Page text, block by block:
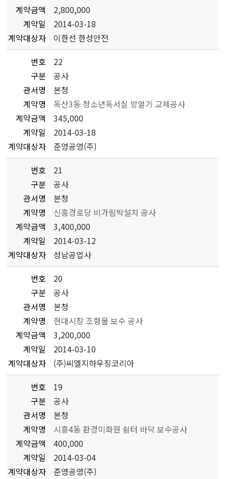
계약금액
2,800,000
계약일
2014-03-18
계약대상자
이한선 한성안전
번호
22
구분
공사
관서명
본청
계약명
독산3동 청소년독서실 방열기 교체공사
계약금액
345,000
계약일
2014-03-18
계약대상자
준영공영(주)
번호
21
구분
공사
관서명
본청
계약명
신흥경로당 비가림박설치 공사
계약금액
3,400,000
계약일
2014-03-12
계약대상자
성남공업사
번호
20
구분
공사
관서명
본청
계약명
현대시장 조형물 보수 공사
계약금액
3,200,000
계약일
2014-03-10
계약대상자
(주)씨엘지하우징코리아
번호
19
구분
공사
관서명
본청
계약명
시흥4동 환경미화원 쉼터 바닥 보수공사
계약금액
400,000
계약일
2014-03-04
계약대상자
준영공영(주)